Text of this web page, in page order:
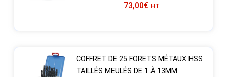
73,00€ HT
COFFRET DE 25 FORETS MÉTAUX HSS
TAILLÉS MEULÉS DE 1 À 13MM